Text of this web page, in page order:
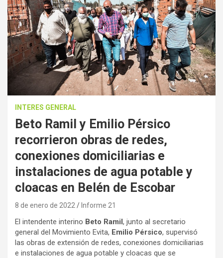
INTERES GENERAL
Beto Ramil y Emilio Pérsico
recorrieron obras de redes,
conexiones domiciliarias e
instalaciones de agua potable y
cloacas en Belén de Escobar
8 de enero de 2022 Informe 21
El intendente interino Beto Ramil, junto al secretario
general del Movimiento Evita, Emilio Pérsico, supervisó
las obras de extensión de redes, conexiones domiciliarias
e instalaciones de agua potable y cloacas que se